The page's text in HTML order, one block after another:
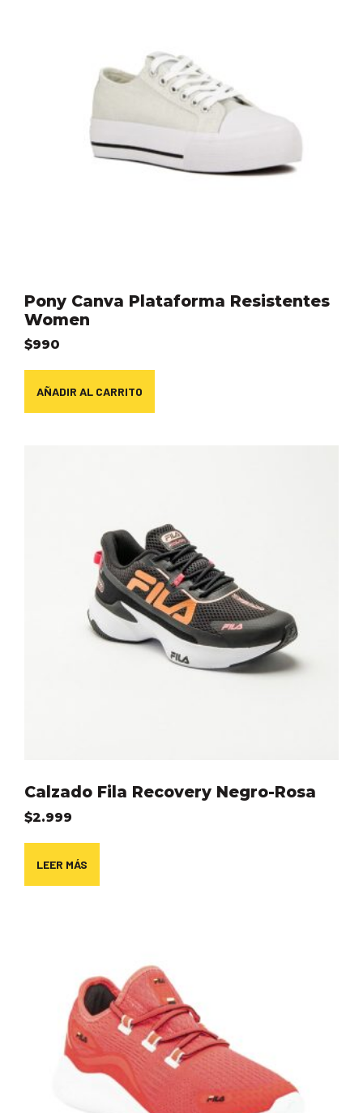
Pony Canva Plataforma Resistentes
Women
$990
AÑADIR AL CARRITO
Calzado Fila Recovery Negro-Rosa
$2.999
LEER MÁS